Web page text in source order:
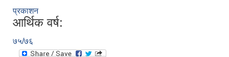
प्रकाशन
आर्थिक वर्ष:
७५/७६